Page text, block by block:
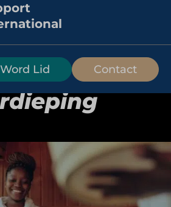
Word Lid Contact
Resorts:
en
gasten een luxe,
wellnesservaring op